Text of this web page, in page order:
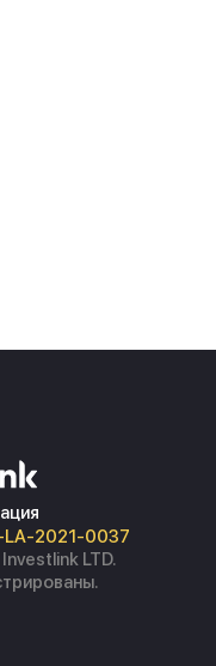
LA-2021-0037
LTD.